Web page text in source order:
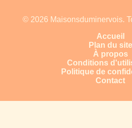
© 2026 Maisonsduminervois.
Accueil
Plan du site
À propos
Conditions
Politique de
Contact